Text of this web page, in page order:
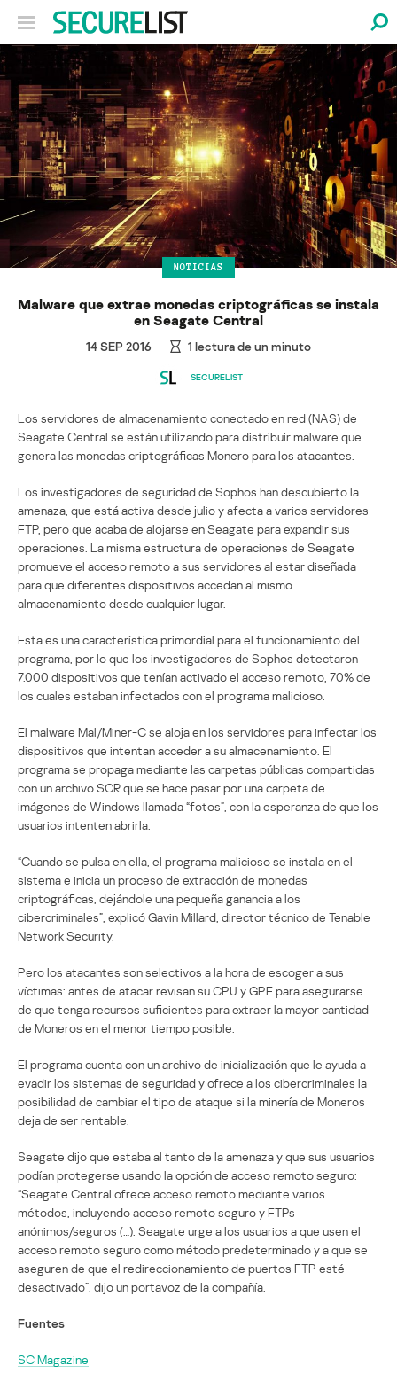
NOTICIAS
Malware que extrae monedas criptográficas se instala
en Seagate Central
14 SEP 2016 1 lectura de un minuto
SECURELIST
Los servidores de almacenamiento conectado en red (NAS) de
Seagate Central se están utilizando para distribuir malware que
genera las monedas criptográficas Monero para los atacantes.
Los investigadores de seguridad de Sophos han descubierto la
amenaza, que está activa desde julio y afecta a varios servidores
FTP, pero que acaba de alojarse en Seagate para expandir sus
operaciones. La misma estructura de operaciones de Seagate
promueve el acceso remoto a sus servidores al estar diseñada
para que diferentes dispositivos accedan al mismo
almacenamiento desde cualquier lugar.
Esta es una característica primordial para el funcionamiento del
programa, por lo que los investigadores de Sophos detectaron
7.000 dispositivos que tenían activado el acceso remoto, 70% de
los cuales estaban infectados con el programa malicioso.
El malware Mal/Miner-C se aloja en los servidores para infectar los
dispositivos que intentan acceder a su almacenamiento. El
programa se propaga mediante las carpetas públicas compartidas
con un archivo SCR que se hace pasar por una carpeta de
imágenes de Windows llamada “fotos”, con la esperanza de que los
usuarios intenten abrirla.
“Cuando se pulsa en ella, el programa malicioso se instala en el
sistema e inicia un proceso de extracción de monedas
criptográficas, dejándole una pequeña ganancia a los
cibercriminales”, explicó Gavin Millard, director técnico de Tenable
Network Security.
Pero los atacantes son selectivos a la hora de escoger a sus
víctimas: antes de atacar revisan su CPU y GPE para asegurarse
de que tenga recursos suficientes para extraer la mayor cantidad
de Moneros en el menor tiempo posible.
El programa cuenta con un archivo de inicialización que le ayuda a
evadir los sistemas de seguridad y ofrece a los cibercriminales la
posibilidad de cambiar el tipo de ataque si la minería de Moneros
deja de ser rentable.
Seagate dijo que estaba al tanto de la amenaza y que sus usuarios
podían protegerse usando la opción de acceso remoto seguro:
“Seagate Central ofrece acceso remoto mediante varios
métodos, incluyendo acceso remoto seguro y FTPs
anónimos/seguros (…). Seagate urge a los usuarios a que usen el
acceso remoto seguro como método predeterminado y a que se
aseguren de que el redireccionamiento de puertos FTP esté
desactivado”, dijo un portavoz de la compañía.
Fuentes
SC Magazine